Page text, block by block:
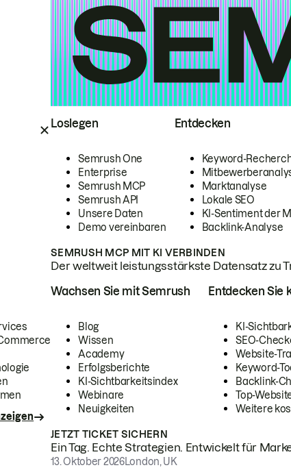
Loslegen
Semrush One
Enterprise
Semrush MCP
Semrush API
Unsere Daten
Demo vereinbaren
Entdecken
Keyword-
Marktanalyse
Lokale SEO
KI-Sentiment der
Backlink-Analyse
SEMRUSH MCP MIT KI VERBINDEN
Der weltweit leistungsstärkste Datensatz zu
Wachsen Sie mit Semrush
Blog
Wissen
Academy
Erfolgsberichte
KI-Sichtbarkeitsindex
Webinare
Neuigkeiten
Entdecken Sie
KI-
SEO-
Website-
Keyword-
Backlink-
Top-
Weitere
JETZT TICKET SICHERN
Ein Tag. Echte Strategien. Entwickelt für
13. Oktober 2026London, UK